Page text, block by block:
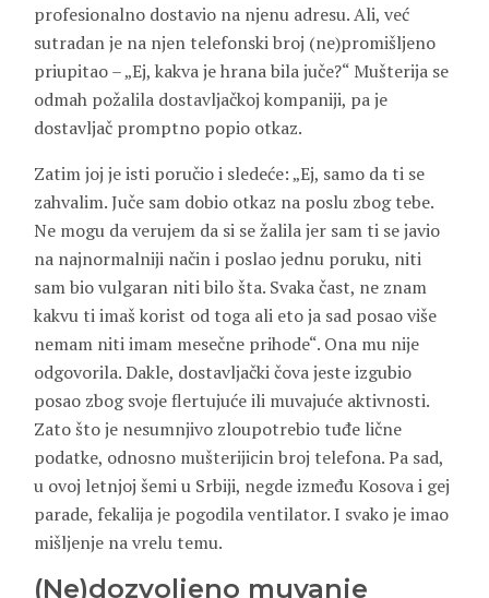
profesionalno dostavio na njenu adresu. Ali, već
sutradan je na njen telefonski broj (ne)promišljeno
priupitao – „Ej, kakva je hrana bila juče?“ Mušterija se
odmah požalila dostavljačkoj kompaniji, pa je
dostavljač promptno popio otkaz.
Zatim joj je isti poručio i sledeće: „Ej, samo da ti se
zahvalim. Juče sam dobio otkaz na poslu zbog tebe.
Ne mogu da verujem da si se žalila jer sam ti se javio
na najnormalniji način i poslao jednu poruku, niti
sam bio vulgaran niti bilo šta. Svaka čast, ne znam
kakvu ti imaš korist od toga ali eto ja sad posao više
nemam niti imam mesečne prihode“. Ona mu nije
odgovorila. Dakle, dostavljački čova jeste izgubio
posao zbog svoje flertujuće ili muvajuće aktivnosti.
Zato što je nesumnjivo zloupotrebio tuđe lične
podatke, odnosno mušterijicin broj telefona. Pa sad,
u ovoj letnjoj šemi u Srbiji, negde između Kosova i gej
parade, fekalija je pogodila ventilator. I svako je imao
mišljenje na vrelu temu.
(Ne)dozvoljeno muvanje